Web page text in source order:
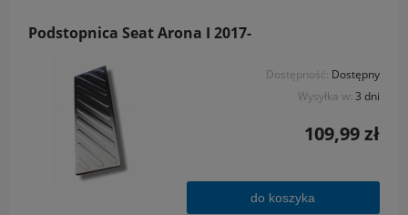
Podstopnica Seat Arona I 2017-
Dostępność: Dostępny
Wysyłka w: 3 dni
109,99 zł
do koszyka